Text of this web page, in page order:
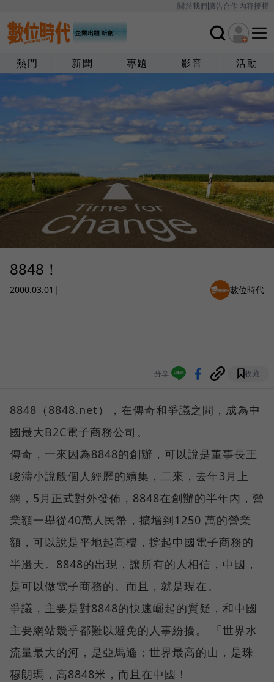
關於我們廣告合作內容授權
熱門 新聞 專題 影音 活動
8848！
2000.03.01 | 數位時代
分享 收藏
8848（8848.net），在傳奇和爭議之間，成為中
國最大B2C電子商務公司。
傳奇，一來因為8848的創辦，可以說是董事長王
峻濤小說般個人經歷的續集，二來，去年3月上
網，5月正式對外發佈，8848在創辦的半年內，營
業額一舉從40萬人民幣，擴增到1250 萬的營業
額，可以說是平地起高樓，撐起中國電子商務的
半邊天。8848的出現，讓所有的人相信，中國，
是可以做電子商務的。而且，就是現在。
爭議，主要是對8848的快速崛起的質疑，和中國
主要網站幾乎都難以避免的人事紛擾。 「世界水
流量最大的河，是亞馬遜；世界最高的山，是珠
穆朗瑪，高8848米，而且在中國！